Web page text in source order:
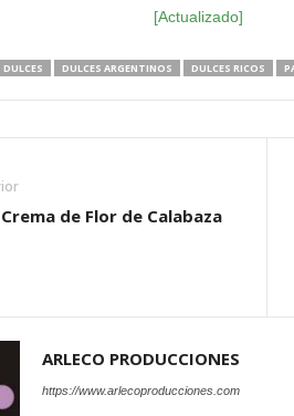
[Actualizado]
DULCES DULCES ARGENTINOS DULCES RICOS
de Flor de Calabaza
ARLECO PRODUCCIONES
https://www.arlecoproducciones.com